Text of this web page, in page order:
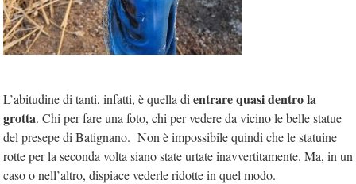
L’abitudine di tanti, infatti, è quella di entrare quasi dentro la
grotta. Chi per fare una foto, chi per vedere da vicino le belle statue
del presepe di Batignano. Non è impossibile quindi che le statuine
rotte per la seconda volta siano state urtate inavvertitamente. Ma, in un
caso o nell’altro, dispiace vederle ridotte in quel modo.